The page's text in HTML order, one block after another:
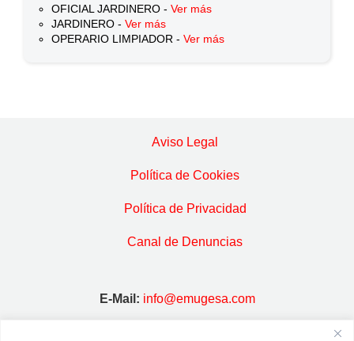
OFICIAL JARDINERO - Ver más
JARDINERO - Ver más
OPERARIO LIMPIADOR - Ver más
Aviso Legal
Política de Cookies
Política de Privacidad
Canal de Denuncias
E-Mail: info@emugesa.com